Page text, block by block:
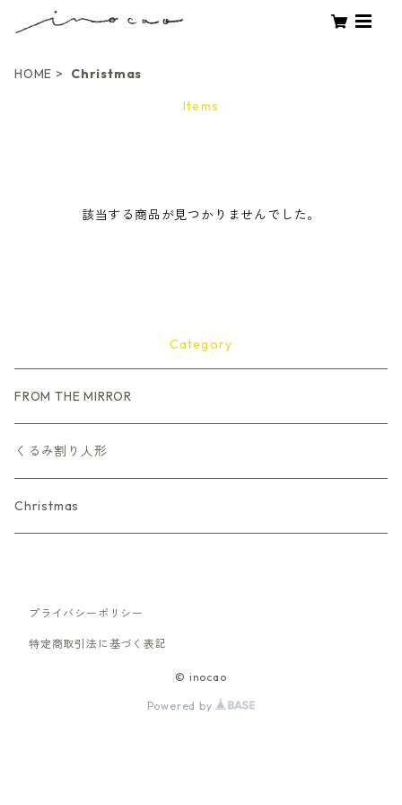
HOME
Christmas
Items
該当する商品が見つかりませんでした。
Category
FROM THE MIRROR
くるみ割り人形
Christmas
プライバシーポリシー
特定商取引法に基づく表記
© inocao
Powered by